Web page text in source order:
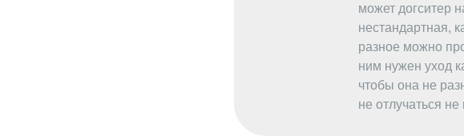
может догситер
нестандартная,
разное можно
ним нужен уход
чтобы она не
не отлучаться